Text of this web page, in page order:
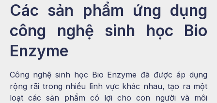
Các sản phẩm ứng dụng
công nghệ sinh học Bio
Enzyme
Công nghệ sinh học Bio Enzyme đã được áp dụng
rộng rãi trong nhiều lĩnh vực khác nhau, tạo ra một
loạt các sản phẩm có lợi cho con người và môi